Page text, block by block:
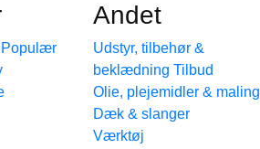
Andet
Udstyr, tilbehør &
beklædning
Olie, plejemidler & maling
Dæk & slanger
Værktøj